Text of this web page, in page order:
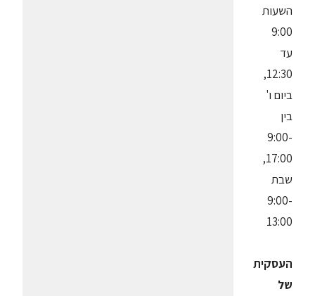
השעות
9:00
עד
12:30,
ביום ו'
בין
9:00-
17:00,
שבת
9:00-
13:00
העסקית
של